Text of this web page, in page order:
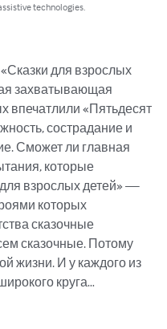
technologies.
для взрослых
захватывающая
впечатлили «Пятьдесят
сострадание и
Сможет ли главная
которые
для взрослых детей» —
которых
сказочные
сказочные. Потому
жизни. И у каждого из
круга…